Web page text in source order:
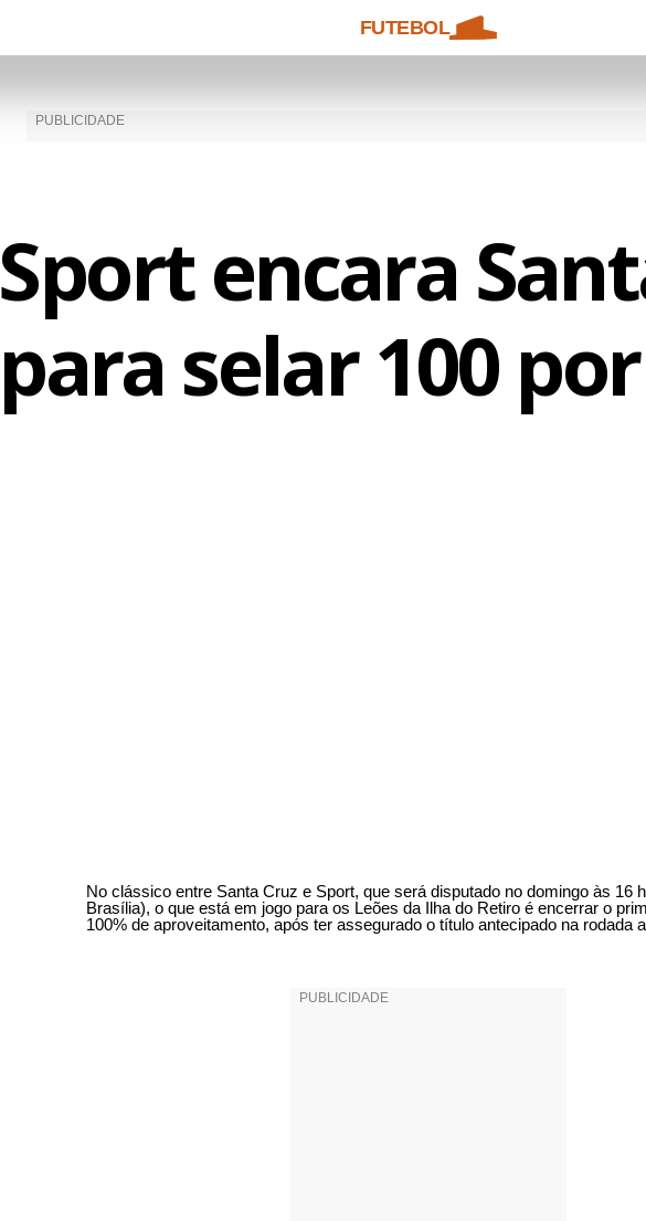
FUTEBOL
Sport encara
para selar 100
No clássico entre Santa Cruz e Sport, que será disputado no domingo às 16
Brasília), o que está em jogo para os Leões da Ilha do Retiro é encerrar o
100% de aproveitamento, após ter assegurado o título antecipado na rodada